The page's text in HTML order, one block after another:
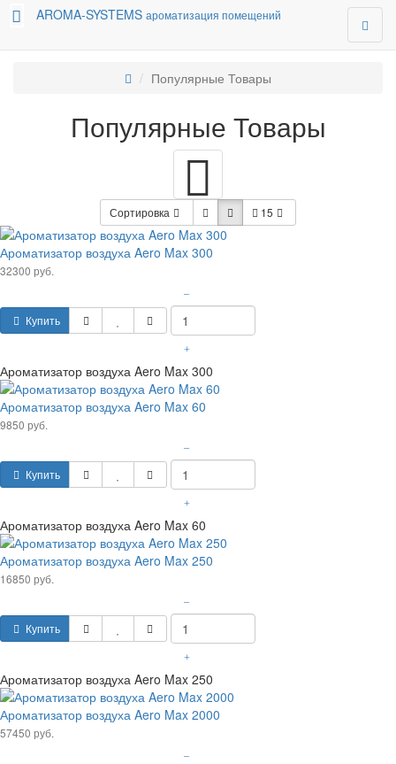
AROMA-SYSTEMS ароматизация помещений
Популярные Товары
Популярные Товары
Сортировка 15
Ароматизатор воздуха Aero Max 300
32300 руб.
Купить
–
+
Ароматизатор воздуха Aero Max 300
Ароматизатор воздуха Aero Max 60
9850 руб.
Купить
–
+
Ароматизатор воздуха Aero Max 60
Ароматизатор воздуха Aero Max 250
16850 руб.
Купить
–
+
Ароматизатор воздуха Aero Max 250
Ароматизатор воздуха Aero Max 2000
57450 руб.
–